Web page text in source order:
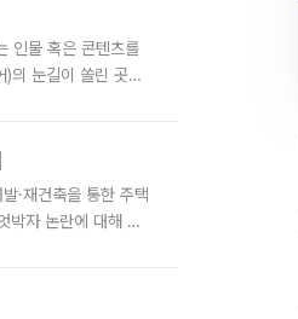
인물 혹은 콘텐츠를
의 눈길이 쏠린 곳은
·재건축을 통한 주택
박자 논란에 대해 정